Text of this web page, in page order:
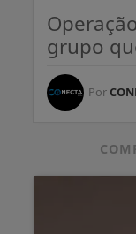
grupo
Por